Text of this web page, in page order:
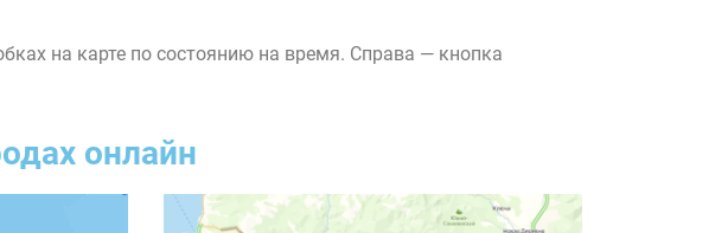
на карте по состоянию на время. Справа — кнопка
онлайн